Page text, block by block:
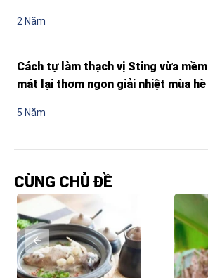
2 Năm
Cách tự làm thạch vị Sting vừa mềm
mát lại thơm ngon giải nhiệt mùa hè
5 Năm
CÙNG CHỦ ĐỀ